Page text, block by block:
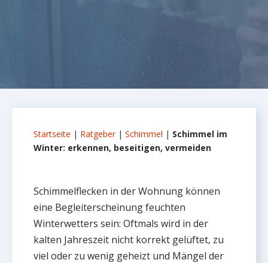
Startseite | Ratgeber| Schimmel | Schimmel im
Winter: erkennen, beseitigen, vermeiden
Schimmelflecken in der Wohnung können
eine Begleiterscheinung feuchten
Winterwetters sein: Oftmals wird in der
kalten Jahreszeit nicht korrekt gelüftet, zu
viel oder zu wenig geheizt und Mängel der